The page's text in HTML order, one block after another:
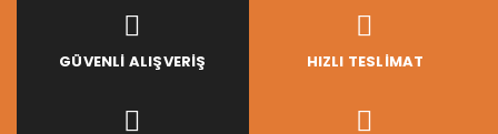
GÜVENLI ALIŞVERIŞ HIZLI TESLIMAT